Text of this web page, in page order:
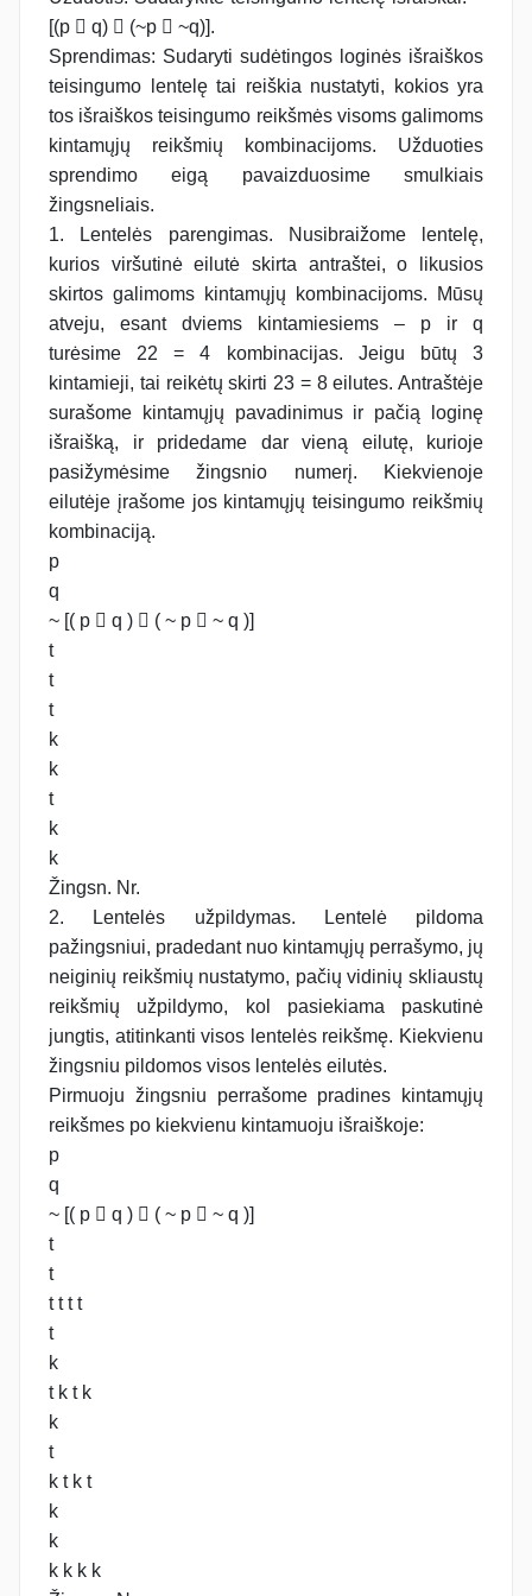
[(p  q)  (~p  ~q)].
Sprendimas: Sudaryti sudėtingos loginės išraiškos
teisingumo lentelę tai reiškia nustatyti, kokios yra
tos išraiškos teisingumo reikšmės visoms galimoms
kintamųjų reikšmių kombinacijoms. Užduoties
sprendimo eigą pavaizduosime smulkiais
žingsneliais.
1. Lentelės parengimas. Nusibraižome lentelę,
kurios viršutinė eilutė skirta antraštei, o likusios
skirtos galimoms kintamųjų kombinacijoms. Mūsų
atveju, esant dviems kintamiesiems – p ir q
turėsime 22 = 4 kombinacijas. Jeigu būtų 3
kintamieji, tai reikėtų skirti 23 = 8 eilutes. Antraštėje
surašome kintamųjų pavadinimus ir pačią loginę
išraišką, ir pridedame dar vieną eilutę, kurioje
pasižymėsime žingsnio numerį. Kiekvienoje
eilutėje įrašome jos kintamųjų teisingumo reikšmių
kombinaciją.
p
q
~ [( p  q )  ( ~ p  ~ q )]
t
t
t
k
k
t
k
k
Žingsn. Nr.
2. Lentelės užpildymas. Lentelė pildoma
pažingsniui, pradedant nuo kintamųjų perrašymo, jų
neiginių reikšmių nustatymo, pačių vidinių skliaustų
reikšmių užpildymo, kol pasiekiama paskutinė
jungtis, atitinkanti visos lentelės reikšmę. Kiekvienu
žingsniu pildomos visos lentelės eilutės.
Pirmuoju žingsniu perrašome pradines kintamųjų
reikšmes po kiekvienu kintamuoju išraiškoje:
p
q
~ [( p  q )  ( ~ p  ~ q )]
t
t
t t t t
t
k
t k t k
k
t
k t k t
k
k
k k k k